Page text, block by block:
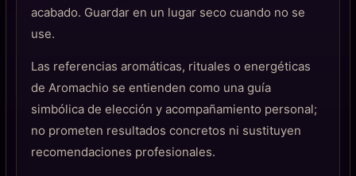
acabado. Guardar en un lugar seco cuando no se
use.
Las referencias aromáticas, rituales o energéticas
de Aromachio se entienden como una guía
simbólica de elección y acompañamiento personal;
no prometen resultados concretos ni sustituyen
recomendaciones profesionales.